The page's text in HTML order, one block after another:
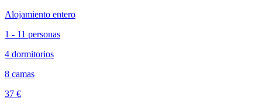
Alojamiento entero
1 - 11 personas
4 dormitorios
8 camas
37 €